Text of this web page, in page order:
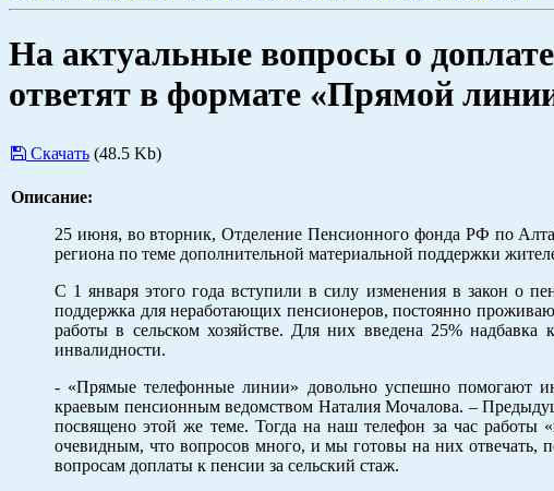
На актуальные вопросы о
ответят в формате «Прямой
Скачать (48.5 Kb)
Описание:
25 июня, во вторник, Отделение Пенсионного фонда РФ по
региона по теме дополнительной материальной поддержки
С 1 января этого года вступили в силу изменения в закон о
поддержка для неработающих пенсионеров, постоянно
работы в сельском хозяйстве. Для них введена 25%
инвалидности.
- «Прямые телефонные линии» довольно успешно помогают
краевым пенсионным ведомством Наталия Мочалова. –
посвящено этой же теме. Тогда на наш телефон за час работы
очевидным, что вопросов много, и мы готовы на них отвечать,
вопросам доплаты к пенсии за сельский стаж.